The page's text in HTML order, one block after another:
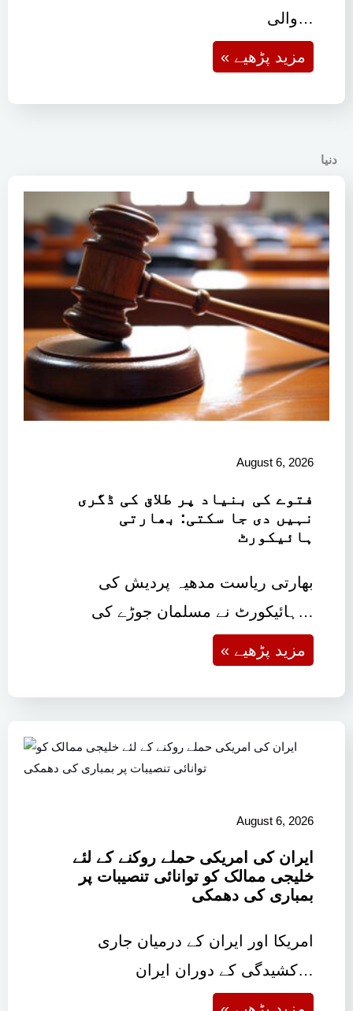
والی…
« مزید پڑھیے
دنیا
August 6, 2026
فتوے کی بنیاد پر طلاق کی ڈگری
نہیں دی جا سکتی: بھارتی
ہائیکورٹ
بھارتی ریاست مدھیہ پردیش کی
ہائیکورٹ نے مسلمان جوڑے کی…
« مزید پڑھیے
August 6, 2026
ایران کی امریکی حملے روکنے کے لئے
خلیجی ممالک کو توانائی تنصیبات پر
بمباری کی دھمکی
امریکا اور ایران کے درمیان جاری
کشیدگی کے دوران ایران…